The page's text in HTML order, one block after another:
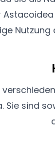
Nutzung
Sie sind